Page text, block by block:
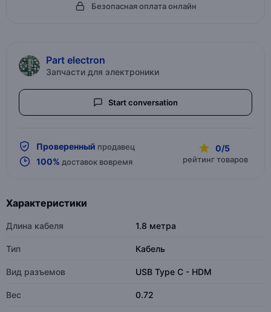
Безопасная оплата онлайн
Part electron
Запчасти для электроники
Start conversation
Проверенный продавец
100% доставок вовремя
0/5
рейтинг товаров
Характеристики
Длина кабеля 1.8 метра
Тип Кабель
Вид разъемов USB Type С - HDM
Вес 0.72